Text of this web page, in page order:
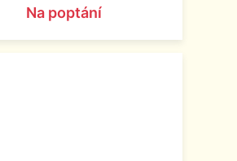
Na poptání